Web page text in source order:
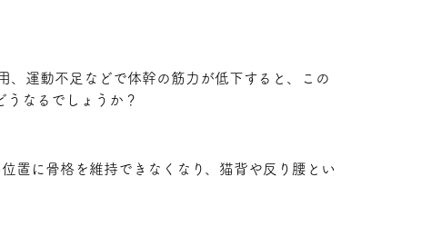
、運動不足などで体幹の筋力が低下すると、この
うなるでしょうか？
置に骨格を維持できなくなり、猫背や反り腰とい